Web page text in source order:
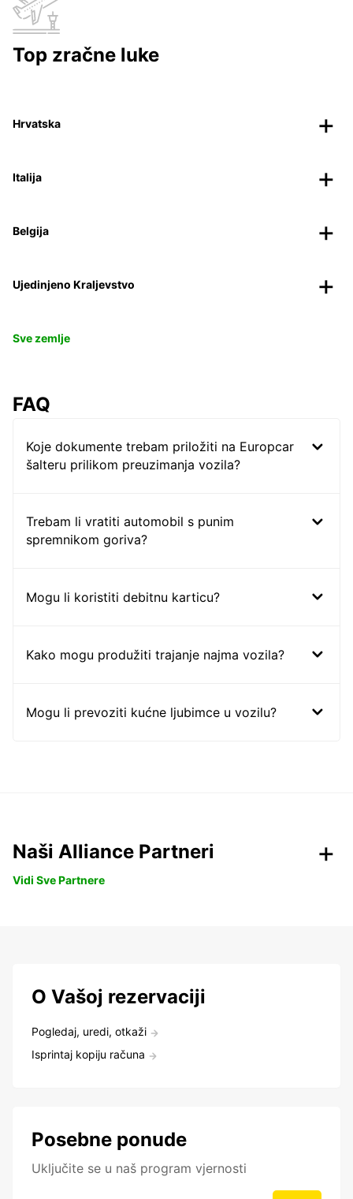
Top zračne luke
Hrvatska
Italija
Belgija
Ujedinjeno Kraljevstvo
Sve zemlje
FAQ
Koje dokumente trebam priložiti na Europcar
šalteru prilikom preuzimanja vozila?
Trebam li vratiti automobil s punim
spremnikom goriva?
Mogu li koristiti debitnu karticu?
Kako mogu produžiti trajanje najma vozila?
Mogu li prevoziti kućne ljubimce u vozilu?
Naši Alliance Partneri
Vidi Sve Partnere
O Vašoj rezervaciji
Pogledaj, uredi, otkaži
Isprintaj kopiju računa
Posebne ponude
Uključite se u naš program vjernosti